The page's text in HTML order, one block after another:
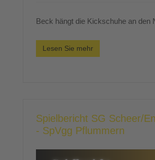
Beck hängt die Kickschuhe an den
Lesen Sie mehr
Spielbericht SG Scheer/
- SpVgg Pflummern